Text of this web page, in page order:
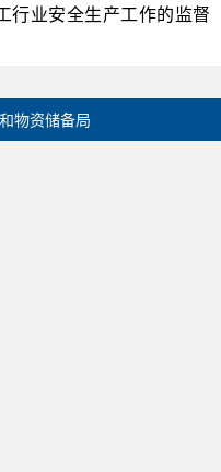
行业安全生产工作的监督
物资储备局